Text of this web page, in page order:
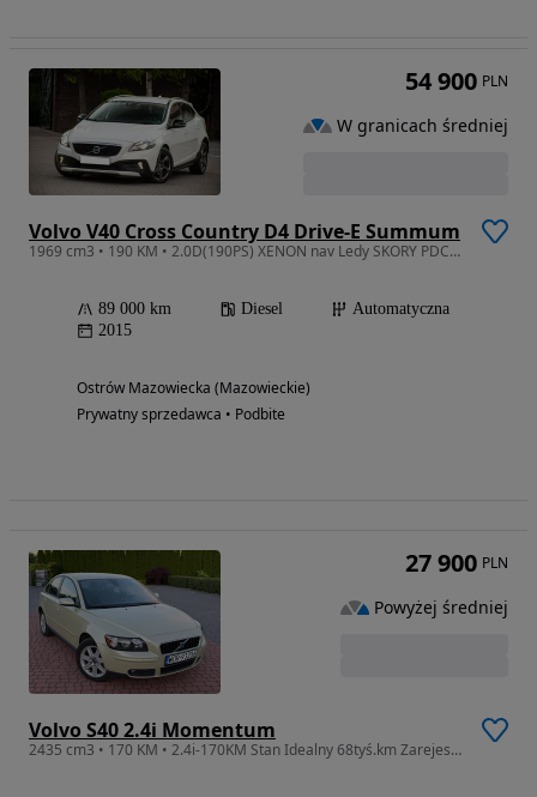
Volvo V40 Cross Country D4 Drive-E Summum
1969 cm3 • 190 KM • 2.0D(190PS) XENON nav Ledy SKORY PDC z Niemiec!FULL
89 000 km Diesel
Automatyczna
2015
Ostrów Mazowiecka (Mazowieckie)
Prywatny sprzedawca • Podbite
54 900 PLN
W granicach średniej
Volvo S40 2.4i Momentum
2435 cm3 • 170 KM • 2.4i-170KM Stan Idealny 68tyś.km Zarejestrowany w PL
27 900 PLN
Powyżej średniej